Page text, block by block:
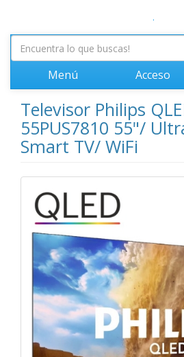
.
Menú Acceso
Televisor Philips
55PUS7810 55"/
Smart TV/ WiFi